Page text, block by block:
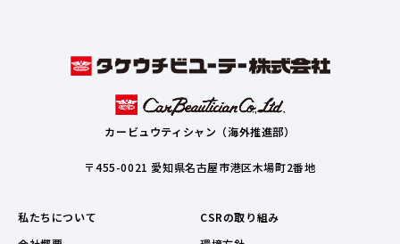
カービュウティシャン（海外推進部）
〒455-0021 愛知県名古屋市港区木場町2番地
私たちについて
CSRの取り組み